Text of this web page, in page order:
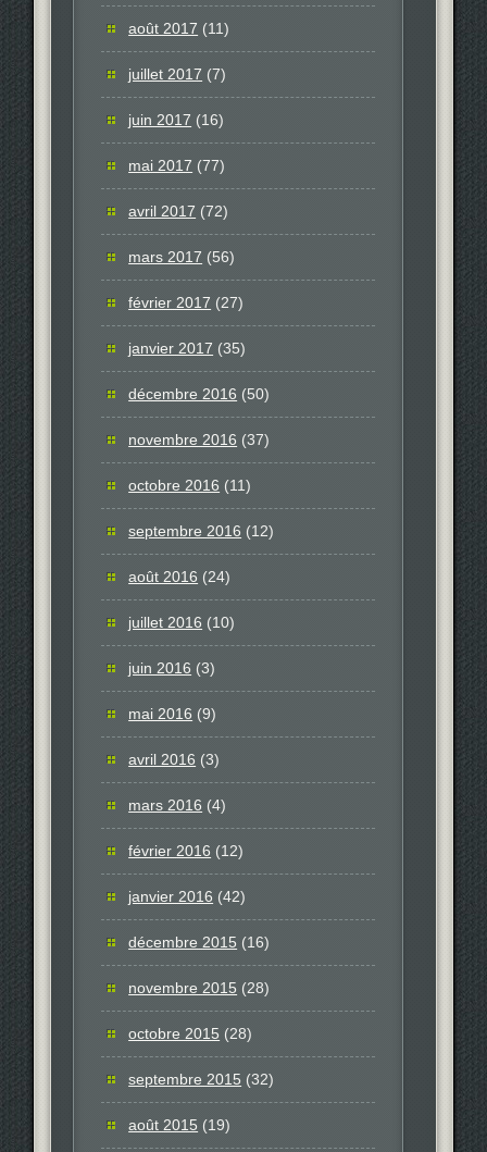
août 2017 (11)
juillet 2017 (7)
juin 2017 (16)
mai 2017 (77)
avril 2017 (72)
mars 2017 (56)
février 2017 (27)
janvier 2017 (35)
décembre 2016 (50)
novembre 2016 (37)
octobre 2016 (11)
septembre 2016 (12)
août 2016 (24)
juillet 2016 (10)
juin 2016 (3)
mai 2016 (9)
avril 2016 (3)
mars 2016 (4)
février 2016 (12)
janvier 2016 (42)
décembre 2015 (16)
novembre 2015 (28)
octobre 2015 (28)
septembre 2015 (32)
août 2015 (19)